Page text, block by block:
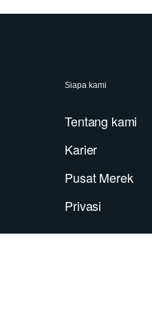
Siapa kami
Tentang kami
Karier
Pusat Merek
Privasi